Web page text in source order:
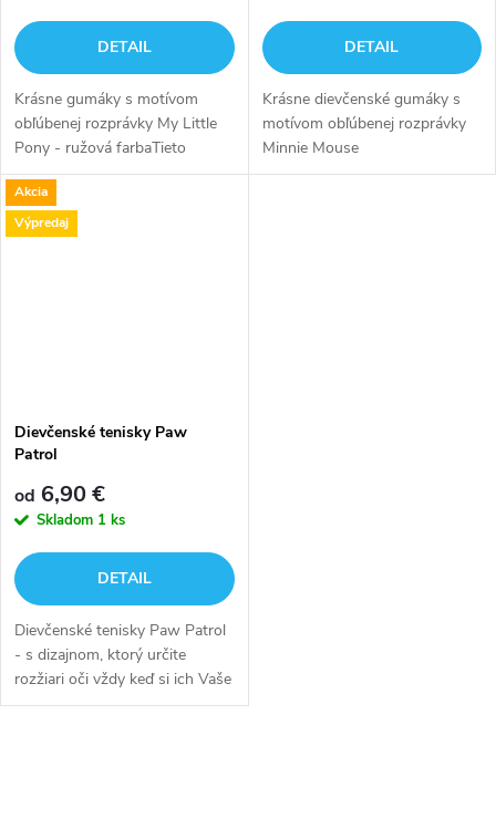
DETAIL
Krásne gumáky s motívom
obľúbenej rozprávky My Little
Pony - ružová farbaTieto
gumáky s pevnou
protišmykovou podrážkou si
Vaše dieťa zamiluje a využije ich
DETAIL
Krásne dievčenské gumáky s
motívom obľúbenej rozprávky
Minnie Mouse
Akcia
Výpredaj
Dievčenské tenisky Paw
Patrol
od 6,90 €
Skladom 1 ks
DETAIL
Dievčenské tenisky Paw Patrol
- s dizajnom, ktorý určite
rozžiari oči vždy keď si ich Vaše
dieťa obuje. Ak je Vaše dieťa